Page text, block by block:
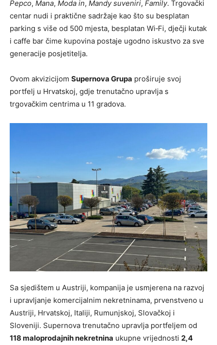
Pepco, Mana, Moda in, Mandy suveniri, Family. Trgovački
centar nudi i praktične sadržaje kao što su besplatan
parking s više od 500 mjesta, besplatan Wi‑Fi, dječji kutak
i caffe bar čime kupovina postaje ugodno iskustvo za sve
generacije posjetitelja.
Ovom akvizicijom Supernova Grupa proširuje svoj
portfelj u Hrvatskoj, gdje trenutačno upravlja s
trgovačkim centrima u 11 gradova.
Sa sjedištem u Austriji, kompanija je usmjerena na razvoj
i upravljanje komercijalnim nekretninama, prvenstveno u
Austriji, Hrvatskoj, Italiji, Rumunjskoj, Slovačkoj i
Sloveniji. Supernova trenutačno upravlja portfeljem od
118 maloprodajnih nekretnina ukupne vrijednosti 2,4